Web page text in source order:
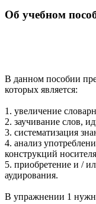
Об учебном
В данном пособии
которых является:
1. увеличение
2. заучивание слов,
3. систематизация
4. анализ
конструкций
5. приобретение и /
аудирования.
В упражнении 1